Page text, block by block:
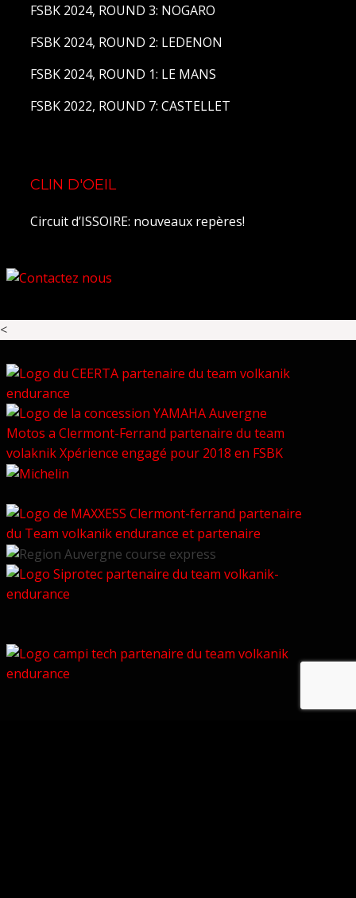
FSBK 2024, ROUND 3: NOGARO
FSBK 2024, ROUND 2: LEDENON
FSBK 2024, ROUND 1: LE MANS
FSBK 2022, ROUND 7: CASTELLET
CLIN D'OEIL
Circuit d’ISSOIRE: nouveaux repères!
<